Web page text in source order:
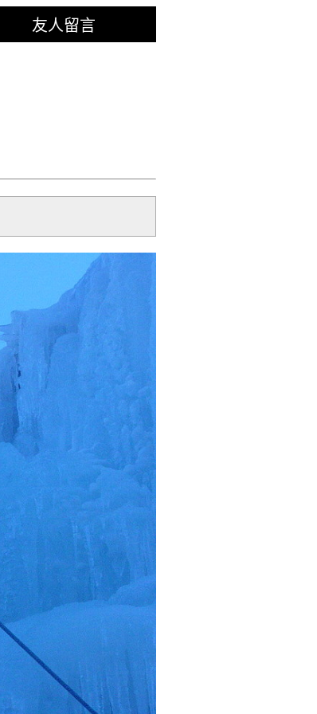
友人留言